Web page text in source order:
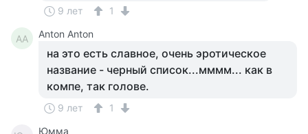
9 лет 1
AA Anton Anton
на это есть славное, очень эротическое
название - черный список...мммм... как в
компе, так голове.
9 лет 1
Юмма